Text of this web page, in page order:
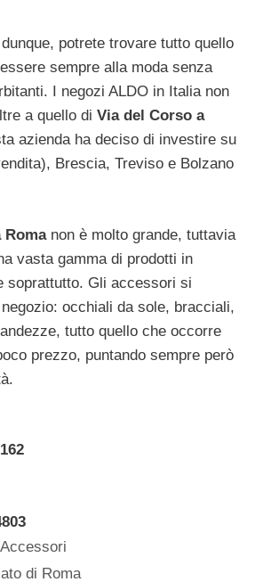
potrete trovare tutto quello
sempre alla moda senza
I negozi ALDO in Italia non
a quello di Via del Corso a
azienda ha deciso di investire su
Brescia, Treviso e Bolzano
Romanon è molto grande, tuttavia
vasta gamma di prodotti in
soprattutto. Gli accessori si
occhiali da sole, bracciali,
tutto quello che occorre
prezzo, puntando sempre però
Accessori
di Roma